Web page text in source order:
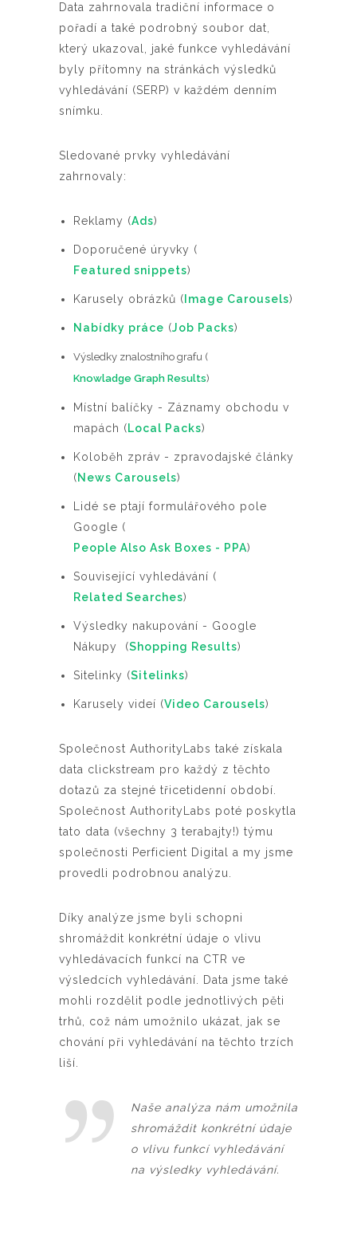
Data zahrnovala tradiční informace o
pořadí a také podrobný soubor dat,
který ukazoval, jaké funkce vyhledávání
byly přítomny na stránkách výsledků
vyhledávání (SERP) v každém denním
snímku.
Sledované prvky vyhledávání
zahrnovaly:
Reklamy (Ads)
Doporučené úryvky (
Featured snippets)
Karusely obrázků ( Image Carousels)
Nabídky práce (Job Packs)
Výsledky znalostního grafu (
Knowladge Graph Results)
Místní balíčky - Záznamy obchodu v
mapách (Local Packs)
Koloběh zpráv - zpravodajské články
(News Carousels)
Lidé se ptají formulářového pole
Google (
People Also Ask Boxes - PPA)
Související vyhledávání (
Related Searches)
Výsledky nakupování - Google
Nákupy (Shopping Results)
Sitelinky (Sitelinks)
Karusely videí (Video Carousels)
Společnost AuthorityLabs také získala
data clickstream pro každý z těchto
dotazů za stejné třicetidenní období.
Společnost AuthorityLabs poté poskytla
tato data (všechny 3 terabajty!) týmu
společnosti Perficient Digital a my jsme
provedli podrobnou analýzu.
Díky analýze jsme byli schopni
shromáždit konkrétní údaje o vlivu
vyhledávacích funkcí na CTR ve
výsledcích vyhledávání. Data jsme také
mohli rozdělit podle jednotlivých pěti
trhů, což nám umožnilo ukázat, jak se
chování při vyhledávání na těchto trzích
liší.
Naše analýza nám umožnila
shromáždit konkrétní údaje
o vlivu funkcí vyhledávání
na výsledky vyhledávání.